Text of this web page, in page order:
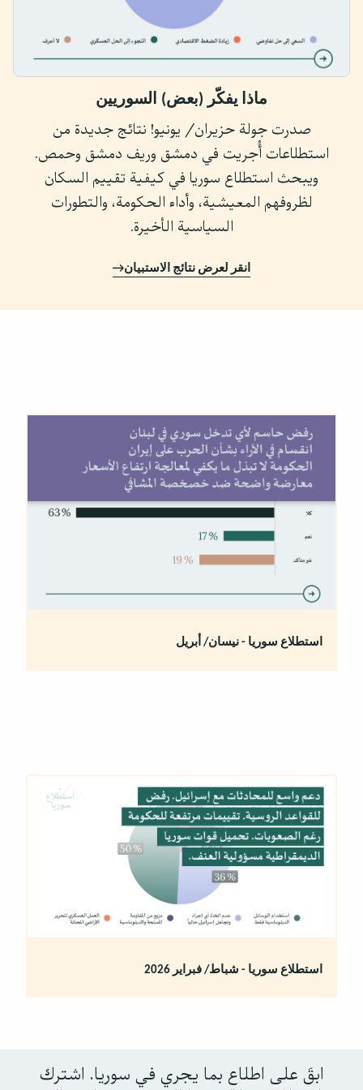
ماذا يفكّر (بعض) السوريين
صدرت جولة حزيران/ يونيو! نتائج جديدة من
استطلاعات أُجريت في دمشق وريف دمشق وحمص.
ويبحث استطلاع سوريا في كيفية تقييم السكان
لظروفهم المعيشية، وأداء الحكومة، والتطورات
السياسية الأخيرة.
انقر لعرض نتائج الاستبيان
استطلاع سوريا - نيسان/ أبريل
استطلاع سوريا - شباط/ فبراير 2026
ابقَ على اطلاع بما يجري في سوريا. اشترك